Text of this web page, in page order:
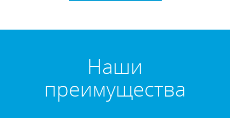
Наши
преимущества